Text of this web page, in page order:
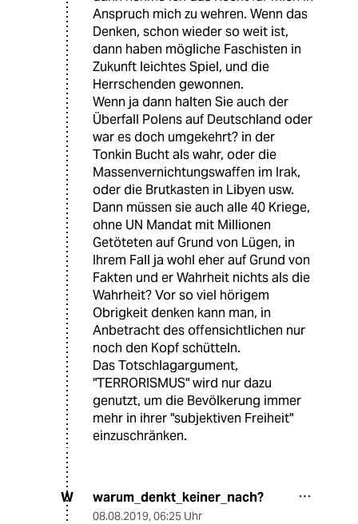
Anspruch mich zu wehren. Wenn das
Denken, schon wieder so weit ist,
dann haben mögliche Faschisten in
Zukunft leichtes Spiel, und die
Herrschenden gewonnen.
Wenn ja dann halten Sie auch der
Überfall Polens auf Deutschland oder
war es doch umgekehrt? in der
Tonkin Bucht als wahr, oder die
Massenvernichtungswaffen im Irak,
oder die Brutkasten in Libyen usw.
Dann müssen sie auch alle 40 Kriege,
ohne UN Mandat mit Millionen
Getöteten auf Grund von Lügen, in
Ihrem Fall ja wohl eher auf Grund von
Fakten und er Wahrheit nichts als die
Wahrheit? Vor so viel hörigem
Obrigkeit denken kann man, in
Anbetracht des offensichtlichen nur
noch den Kopf schütteln.
Das Totschlagargument,
"TERRORISMUS" wird nur dazu
genutzt, um die Bevölkerung immer
mehr in ihrer "subjektiven Freiheit"
einzuschränken.
W warum_denkt_keiner_nach?
08.08.2019, 06:25 Uhr